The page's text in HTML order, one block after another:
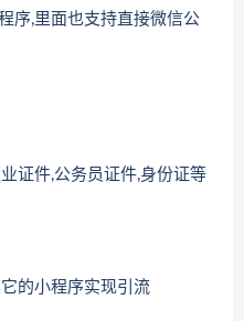
序,里面也支持直接微信公
证件,公务员证件,身份证等
的小程序实现引流